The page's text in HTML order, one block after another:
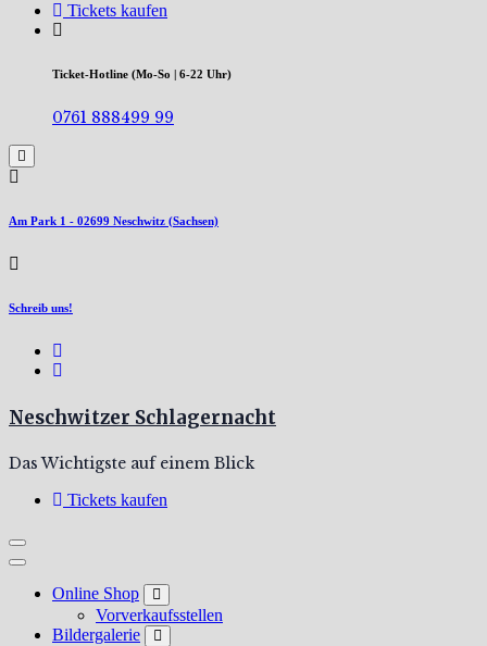
Tickets kaufen
Ticket-Hotline (Mo-So | 6-22 Uhr)
0761 888499 99
Am Park 1 - 02699 Neschwitz (Sachsen)
Schreib uns!
Neschwitzer Schlagernacht
Das Wichtigste auf einem Blick
Tickets kaufen
Online Shop
Vorverkaufsstellen
Bildergalerie